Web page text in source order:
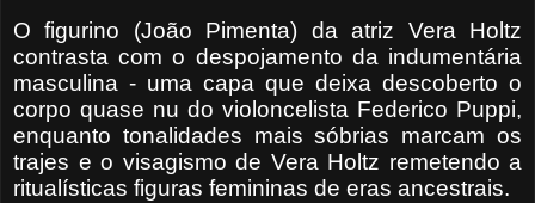
O figurino (João Pimenta) da atriz Vera Holtz
contrasta com o despojamento da indumentária
masculina - uma capa que deixa descoberto o
corpo quase nu do violoncelista Federico Puppi,
enquanto tonalidades mais sóbrias marcam os
trajes e o visagismo de Vera Holtz remetendo a
ritualísticas figuras femininas de eras ancestrais.